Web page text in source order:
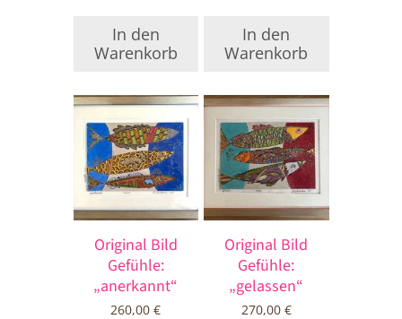
In den
Warenkorb
In den
Warenkorb
Original Bild
Gefühle:
„anerkannt“
260,00€
Original Bild
Gefühle:
„gelassen“
270,00 €